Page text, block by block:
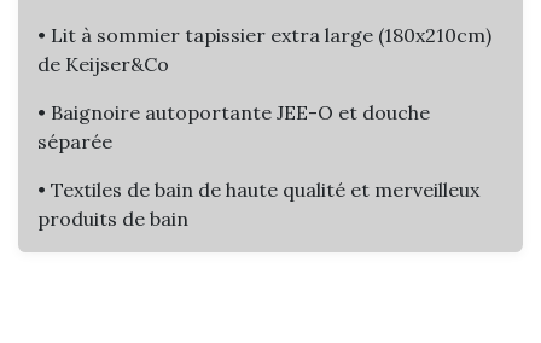
• Lit à sommier tapissier extra large (180x210cm)
de Keijser&Co
• Baignoire autoportante JEE-O et douche
séparée
• Textiles de bain de haute qualité et merveilleux
produits de bain